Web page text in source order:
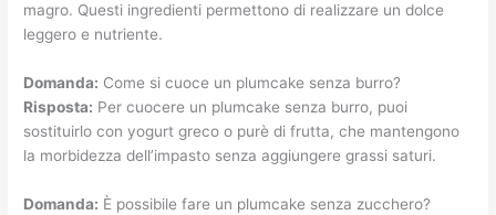
magro. Questi ingredienti permettono di realizzare un dolce
leggero e nutriente.
Domanda: Come si cuoce un plumcake senza burro?
Risposta: Per cuocere un plumcake senza burro, puoi
sostituirlo con yogurt greco o purè di frutta, che mantengono
la morbidezza dell’impasto senza aggiungere grassi saturi.
Domanda: È possibile fare un plumcake senza zucchero?